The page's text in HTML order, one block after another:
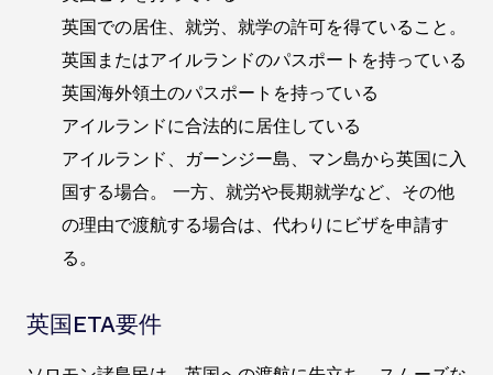
英国での居住、就労、就学の許可を得ていること。
英国またはアイルランドのパスポートを持っている
英国海外領土のパスポートを持っている
アイルランドに合法的に居住している
アイルランド、ガーンジー島、マン島から英国に入
国する場合。 一方、就労や長期就学など、その他
の理由で渡航する場合は、代わりにビザを申請す
る。
英国ETA要件